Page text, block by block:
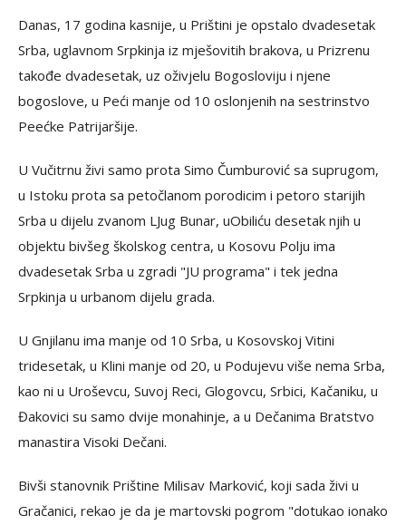
Danas, 17 godina kasnije, u Prištini je opstalo dvadesetak
Srba, uglavnom Srpkinja iz mješovitih brakova, u Prizrenu
takođe dvadesetak, uz oživjelu Bogosloviju i njene
bogoslove, u Peći manje od 10 oslonjenih na sestrinstvo
Peećke Patrijaršije.
U Vučitrnu živi samo prota Simo Čumburović sa suprugom,
u Istoku prota sa petočlanom porodicim i petoro starijih
Srba u dijelu zvanom LJug Bunar, uObiliću desetak njih u
objektu bivšeg školskog centra, u Kosovu Polju ima
dvadesetak Srba u zgradi "JU programa" i tek jedna
Srpkinja u urbanom dijelu grada.
U Gnjilanu ima manje od 10 Srba, u Kosovskoj Vitini
tridesetak, u Klini manje od 20, u Podujevu više nema Srba,
kao ni u Uroševcu, Suvoj Reci, Glogovcu, Srbici, Kačaniku, u
Đakovici su samo dvije monahinje, a u Dečanima Bratstvo
manastira Visoki Dečani.
Bivši stanovnik Prištine Milisav Marković, koji sada živi u
Gračanici, rekao je da je martovski pogrom "dotukao ionako